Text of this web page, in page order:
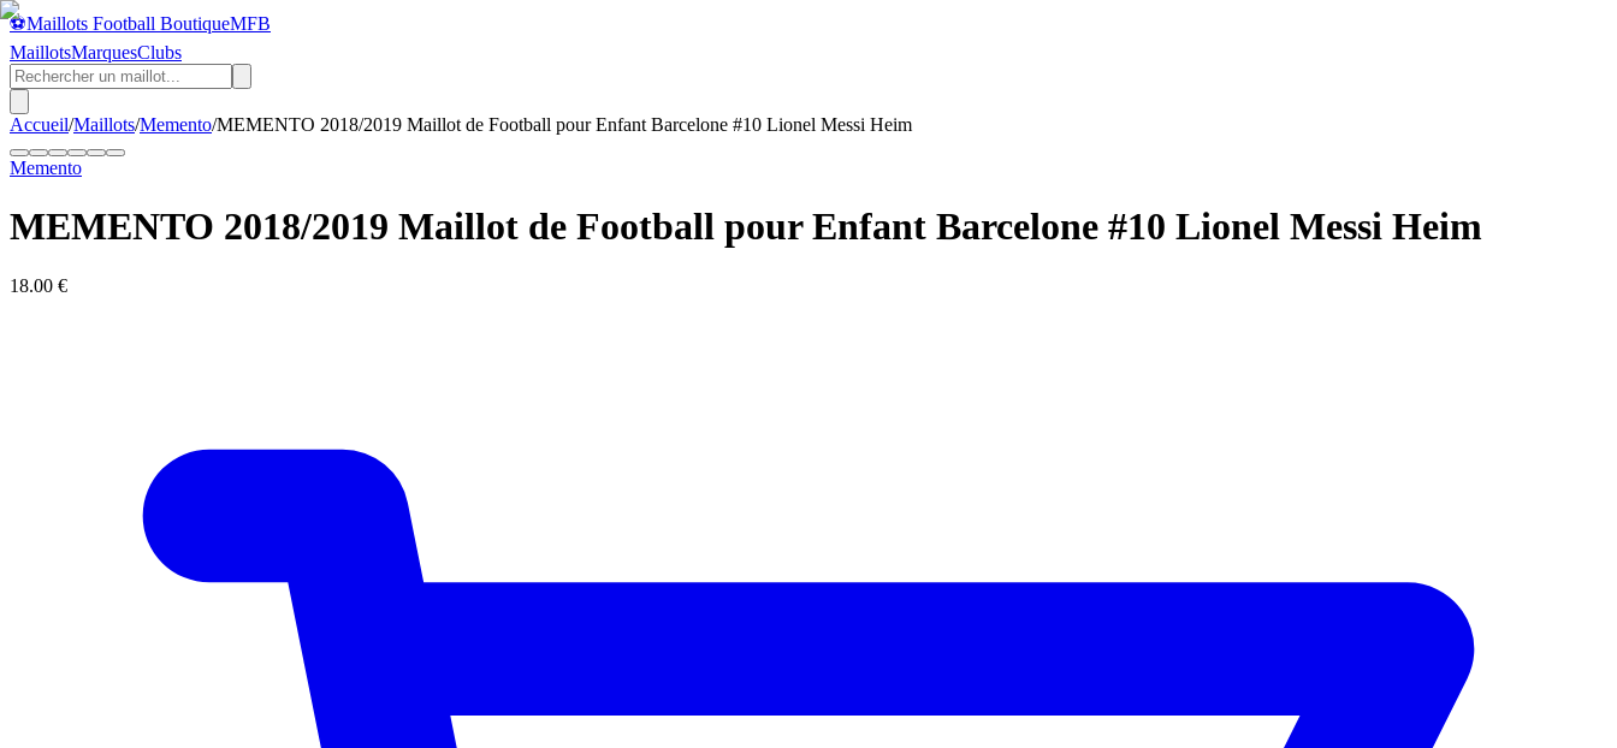
⚽Maillots Football BoutiqueMFB
MaillotsMarquesClubs
Accueil/Maillots/Memento/MEMENTO 2018/2019 Maillot de Football pour Enfant Barcelone #10 Lionel Messi Heim
Memento
MEMENTO 2018/2019 Maillot de Football pour Enfant Barcelone #10 Lionel Messi Heim
18.00 €